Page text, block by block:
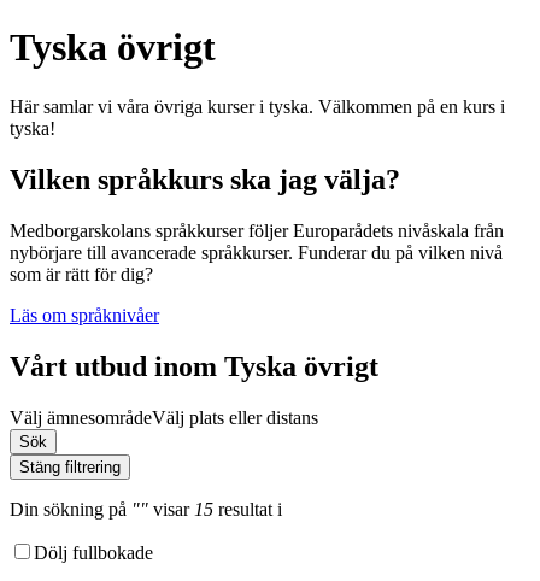
Tyska övrigt
Här samlar vi våra övriga kurser i tyska. Välkommen på en kurs i
tyska!
Vilken språkkurs ska jag välja?
Medborgarskolans språkkurser följer Europarådets nivåskala från
nybörjare till avancerade språkkurser. Funderar du på vilken nivå
som är rätt för dig?
Läs om språknivåer
Vårt utbud inom Tyska övrigt
Välj ämnesområdeVälj plats eller distans
Sök
Stäng filtrering
Din sökning på "" visar 15 resultat i
Dölj fullbokade